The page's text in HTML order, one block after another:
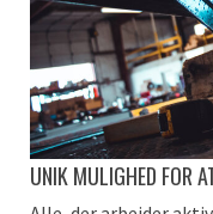
UNIK MULIGHED FOR